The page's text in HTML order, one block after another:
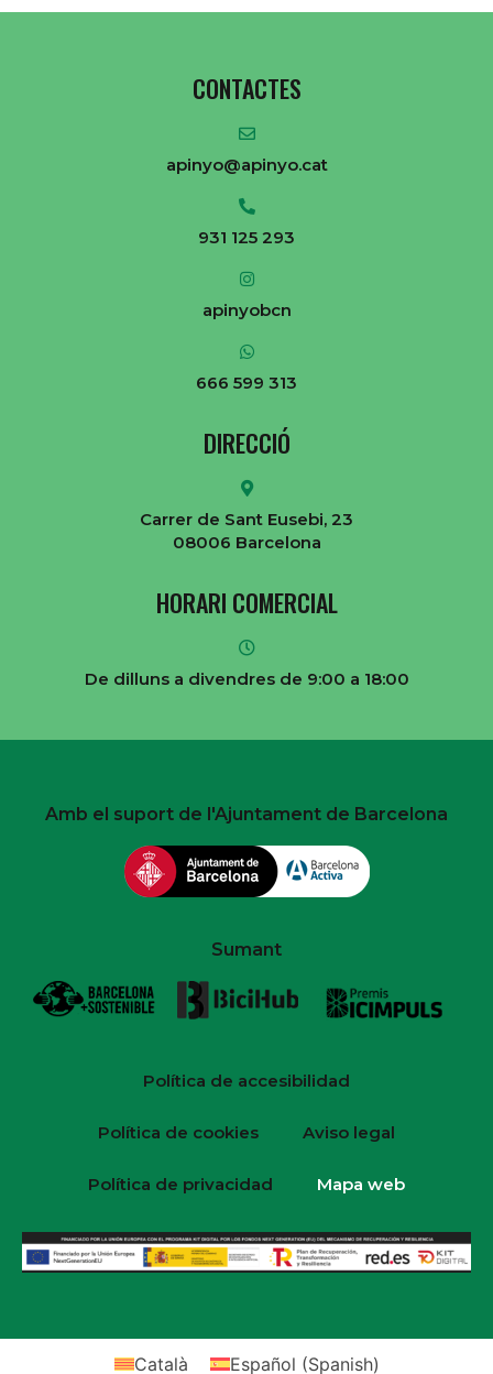
CONTACTES
apinyo@apinyo.cat
931 125 293
apinyobcn
666 599 313
DIRECCIÓ
Carrer de Sant Eusebi, 23
08006 Barcelona
HORARI COMERCIAL
De dilluns a divendres de 9:00 a 18:00
Amb el suport de l'Ajuntament de Barcelona
Sumant
Política de accesibilidad
Política de cookies Aviso legal
Política de privacidad Mapa web
Català Español (Spanish)